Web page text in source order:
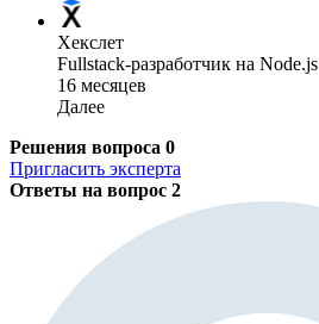
Хекслет
Fullstack-разработчик на Node.js
16 месяцев
Далее
Решения вопроса 0
Пригласить эксперта
Ответы на вопрос 2